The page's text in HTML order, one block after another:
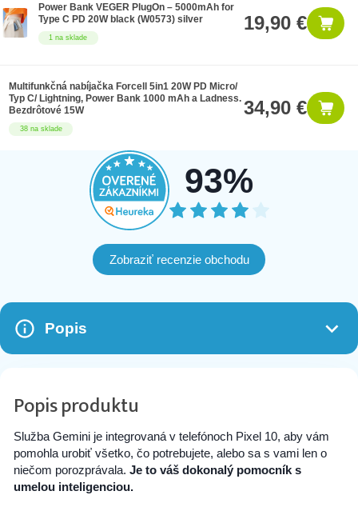
1 na sklade
Power Bank VEGER PlugOn – 5000mAh for
Type C PD 20W black (W0573) silver
19,90 €
38 na sklade
Multifunkčná nabíjačka Forcell 5in1 20W PD Micro/
Typ C/ Lightning, Power Bank 1000 mAh a Ladness.
Bezdrôtové 15W
34,90 €
93%
Zobraziť recenzie obchodu
Popis
Popis produktu
Služba Gemini je integrovaná v telefónoch Pixel 10, aby vám
pomohla urobiť všetko, čo potrebujete, alebo sa s vami len o
niečom porozprávala. Je to váš dokonalý pomocník s
umelou inteligenciou.